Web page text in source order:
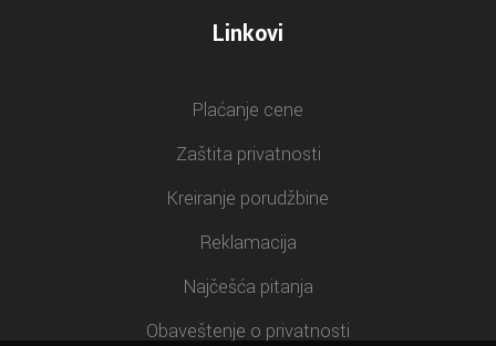
Linkovi
Plaćanje cene
Zaštita privatnosti
Kreiranje porudžbine
Reklamacija
Najčešća pitanja
Obaveštenje o privatnosti